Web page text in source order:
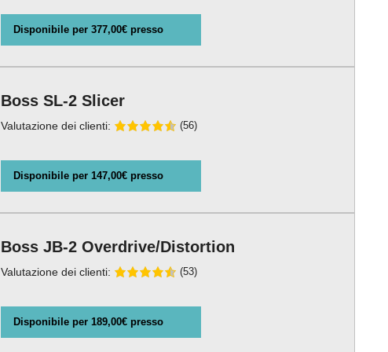
Disponibile per 377,00€ presso
Boss SL-2 Slicer
Valutazione dei clienti: (56)
Disponibile per 147,00€ presso
Boss JB-2 Overdrive/Distortion
Valutazione dei clienti: (53)
Disponibile per 189,00€ presso